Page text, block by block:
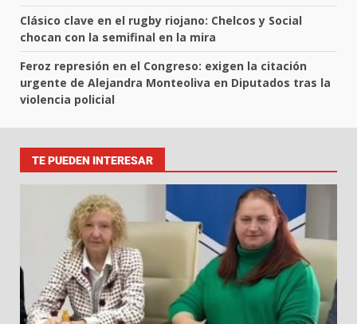
Clásico clave en el rugby riojano: Chelcos y Social
chocan con la semifinal en la mira
Feroz represión en el Congreso: exigen la citación
urgente de Alejandra Monteoliva en Diputados tras la
violencia policial
TE PUEDEN INTERESAR